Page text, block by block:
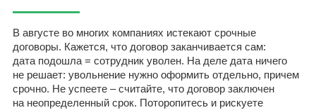
В августе во многих компаниях истекают срочные
договоры. Кажется, что договор заканчивается сам:
дата подошла = сотрудник уволен. На деле дата ничего
не решает: увольнение нужно оформить отдельно, причем
срочно. Не успеете – считайте, что договор заключен
на неопределенный срок. Поторопитесь и рискуете